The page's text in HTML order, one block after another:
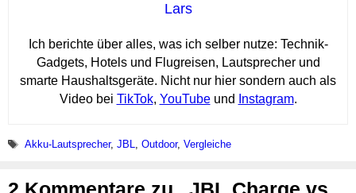
Lars
Ich berichte über alles, was ich selber nutze: Technik-
Gadgets, Hotels und Flugreisen, Lautsprecher und
smarte Haushaltsgeräte. Nicht nur hier sondern auch als
Video bei TikTok, YouTubeund Instagram.
Schlagwörter
Akku-Lautsprecher, JBL, Outdoor, Vergleiche